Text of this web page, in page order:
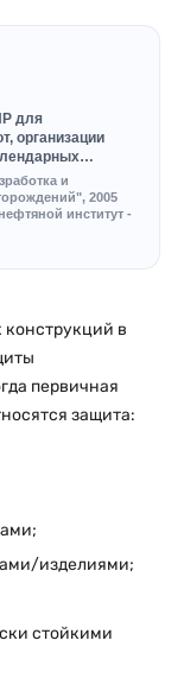
для
организации
и
2005
институт -
в
первичная
защита:
изделиями;
стойкими